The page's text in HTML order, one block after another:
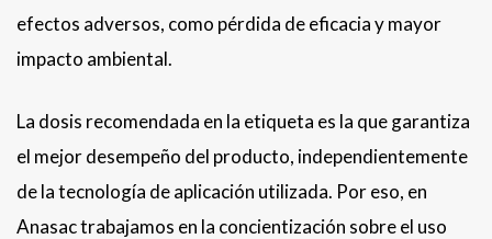
efectos adversos, como pérdida de eficacia y mayor
impacto ambiental.
La dosis recomendada en la etiqueta es la que garantiza
el mejor desempeño del producto, independientemente
de la tecnología de aplicación utilizada. Por eso, en
Anasac trabajamos en la concientización sobre el uso